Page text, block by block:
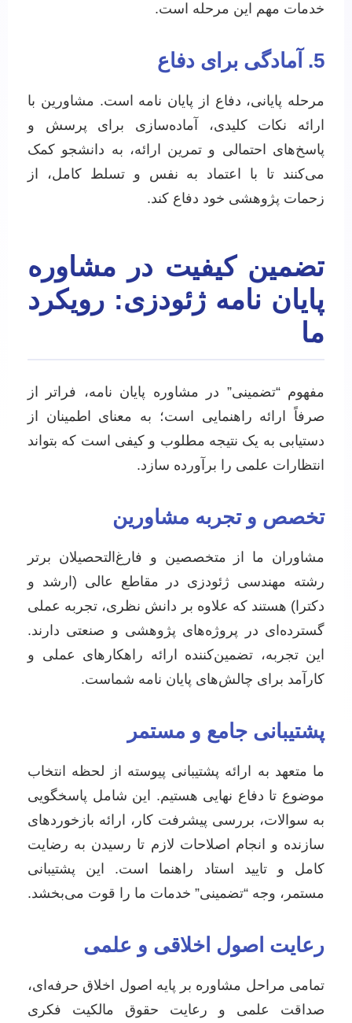
خدمات مهم این مرحله است.
5. آمادگی برای دفاع
مرحله پایانی، دفاع از پایان نامه است. مشاورین با
ارائه نکات کلیدی، آماده‌سازی برای پرسش و
پاسخ‌های احتمالی و تمرین ارائه، به دانشجو کمک
می‌کنند تا با اعتماد به نفس و تسلط کامل، از
زحمات پژوهشی خود دفاع کند.
تضمین کیفیت در مشاوره
پایان نامه ژئودزی: رویکرد
ما
مفهوم “تضمینی” در مشاوره پایان نامه، فراتر از
صرفاً ارائه راهنمایی است؛ به معنای اطمینان از
دستیابی به یک نتیجه مطلوب و کیفی است که بتواند
انتظارات علمی را برآورده سازد.
تخصص و تجربه مشاورین
مشاوران ما از متخصصین و فارغ‌التحصیلان برتر
رشته مهندسی ژئودزی در مقاطع عالی (ارشد و
دکترا) هستند که علاوه بر دانش نظری، تجربه عملی
گسترده‌ای در پروژه‌های پژوهشی و صنعتی دارند.
این تجربه، تضمین‌کننده ارائه راهکارهای عملی و
کارآمد برای چالش‌های پایان نامه شماست.
پشتیبانی جامع و مستمر
ما متعهد به ارائه پشتیبانی پیوسته از لحظه انتخاب
موضوع تا دفاع نهایی هستیم. این شامل پاسخگویی
به سوالات، بررسی پیشرفت کار، ارائه بازخوردهای
سازنده و انجام اصلاحات لازم تا رسیدن به رضایت
کامل و تایید استاد راهنما است. این پشتیبانی
مستمر، وجه “تضمینی” خدمات ما را قوت می‌بخشد.
رعایت اصول اخلاقی و علمی
تمامی مراحل مشاوره بر پایه اصول اخلاق حرفه‌ای،
صداقت علمی و رعایت حقوق مالکیت فکری